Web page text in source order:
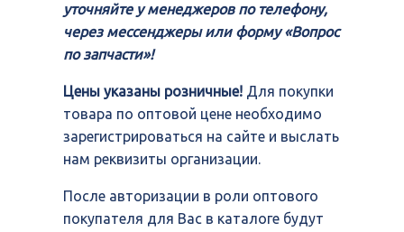
уточняйте у менеджеров по телефону,
через мессенджеры или форму «Вопрос
по запчасти»!
Цены указаны розничные! Для покупки
товара по оптовой цене необходимо
зарегистрироваться на сайте и выслать
нам реквизиты организации.
После авторизации в роли оптового
покупателя для Вас в каталоге будут